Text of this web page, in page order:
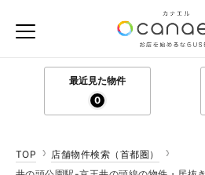
最近見た物件
0
TOP
店舗物件検索（首都圏）